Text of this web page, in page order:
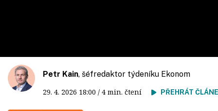
Petr Kain, šéfredaktor týdeníku Ekonom
29. 4. 2026 18:00 / 4 min. čtení PŘEHRÁT